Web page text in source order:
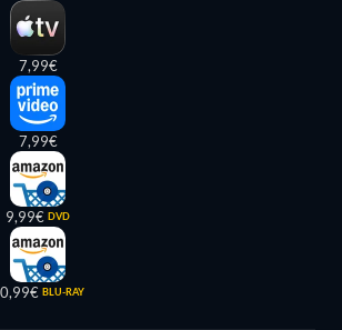
7,99€
7,99€
9,99€ DVD
BLU-RAY